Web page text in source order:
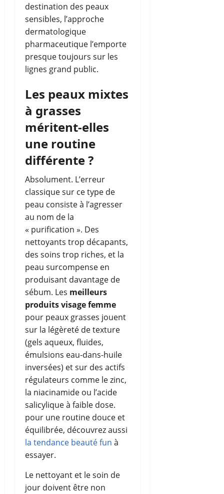
destination des peaux
sensibles, l’approche
dermatologique
pharmaceutique l’emporte
presque toujours sur les
lignes grand public.
Les peaux mixtes
à grasses
méritent-elles
une routine
différente ?
Absolument. L’erreur
classique sur ce type de
peau consiste à l’agresser
au nom de la
« purification ». Des
nettoyants trop décapants,
des soins trop riches, et la
peau surcompense en
produisant davantage de
sébum. Les meilleurs
produits visage femme
pour peaux grasses jouent
sur la légèreté de texture
(gels aqueux, fluides,
émulsions eau-dans-huile
inversées) et sur des actifs
régulateurs comme le zinc,
la niacinamide ou l’acide
salicylique à faible dose.
pour une routine douce et
équilibrée, découvrez aussi
la tendance beauté fun à
essayer.
Le nettoyant et le soin de
jour doivent être non